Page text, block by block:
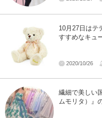
10月27日は
すすめなキュ
2020/10/26
繊細で美しい
ムモリタ）』